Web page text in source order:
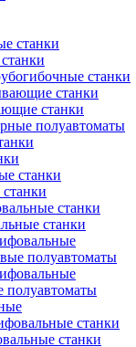
станки
станки
полуавтоматы
станки
полуавтоматы
полуавтоматы
станки